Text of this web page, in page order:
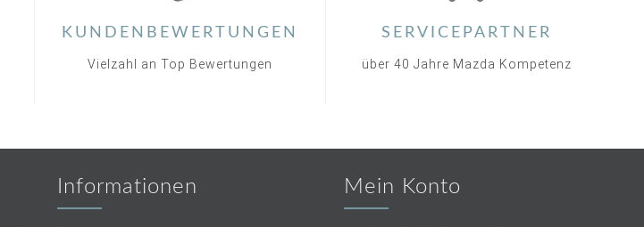
KUNDENBEWERTUNGEN
Vielzahl an Top Bewertungen
SERVICEPARTNER
über 40 Jahre Mazda Kompetenz
Informationen Mein Konto